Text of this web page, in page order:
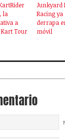
la
a
Tour
Junkyard
Racing ya
derrapa
móvil